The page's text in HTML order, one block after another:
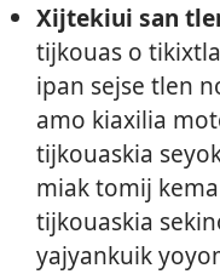
Xijtekiui san
tijkouas o
ipan sejse tlen
amo kiaxilia
tijkouaskia
miak tomij
tijkouaskia
yajyankuik